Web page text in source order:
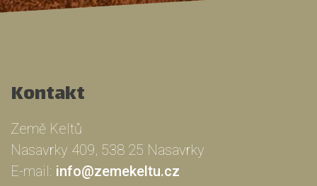
Kontakt
Země Keltů
Nasavrky 409, 538 25 Nasavrky
E-mail: info@zemekeltu.cz